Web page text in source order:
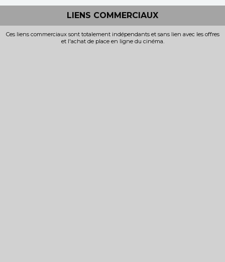
LIENS COMMERCIAUX
Ces liens commerciaux sont totalement indépendants et sans lien avec les offres
et l'achat de place en ligne du cinéma.